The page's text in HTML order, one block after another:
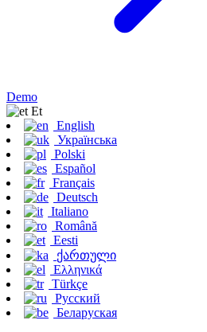
Demo
Et
English
Українська
Polski
Español
Français
Deutsch
Italiano
Română
Eesti
ქართული
Ελληνικά
Türkçe
Русский
Беларуская